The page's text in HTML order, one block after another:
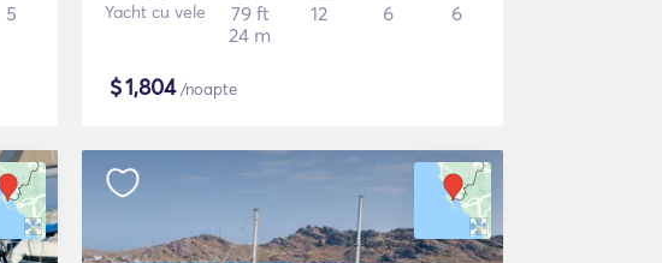
5 Yacht cu vele
79 ft
24 m
12 6 6
$1,804/noapte